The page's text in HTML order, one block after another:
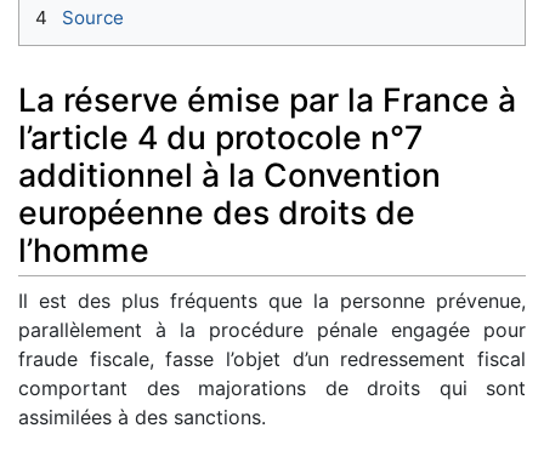
4
Source
La réserve émise par la France à
l’article 4 du protocole n°7
additionnel à la Convention
européenne des droits de
l’homme
Il est des plus fréquents que la personne prévenue,
parallèlement à la procédure pénale engagée pour
fraude fiscale, fasse l’objet d’un redressement fiscal
comportant des majorations de droits qui sont
assimilées à des sanctions.